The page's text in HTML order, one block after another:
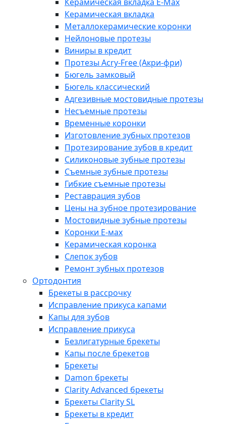
Керамическая вкладка E-Max
Керамическая вкладка
Металлокерамические коронки
Нейлоновые протезы
Виниры в кредит
Протезы Acry-Free (Акри-фри)
Бюгель замковый
Бюгель классический
Адгезивные мостовидные протезы
Несъемные протезы
Временные коронки
Изготовление зубных протезов
Протезирование зубов в кредит
Силиконовые зубные протезы
Съемные зубные протезы
Гибкие съемные протезы
Реставрация зубов
Цены на зубное протезирование
Мостовидные зубные протезы
Коронки E-мах
Керамическая коронка
Слепок зубов
Ремонт зубных протезов
Ортодонтия
Брекеты в рассрочку
Исправление прикуса капами
Капы для зубов
Исправление прикуса
Безлигатурные брекеты
Капы после брекетов
Брекеты
Damon брекеты
Clarity Advanced брекеты
Брекеты Clarity SL
Брекеты в кредит